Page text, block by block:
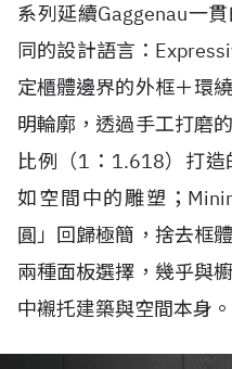
系列延續Gaggenau一
同的設計語言：
定櫃體邊界的外框＋環
明輪廓，透過手工打磨
比例（1：1.618）打
如空間中的雕塑；
圓」回歸極簡，捨去框
兩種面板選擇，幾乎與
中襯托建築與空間本身。